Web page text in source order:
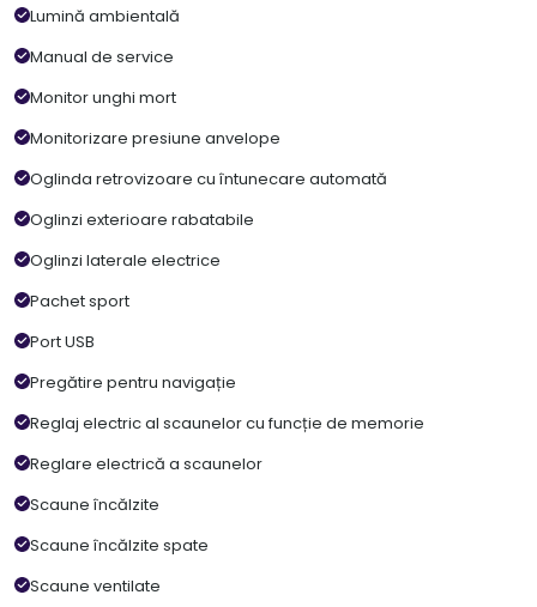
Lumină ambientală
Manual de service
Monitor unghi mort
Monitorizare presiune anvelope
Oglinda retrovizoare cu întunecare automată
Oglinzi exterioare rabatabile
Oglinzi laterale electrice
Pachet sport
Port USB
Pregătire pentru navigație
Reglaj electric al scaunelor cu funcție de memorie
Reglare electrică a scaunelor
Scaune încălzite
Scaune încălzite spate
Scaune ventilate